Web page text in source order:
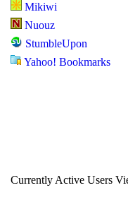
Mikiwi
Nuouz
StumbleUpon
Yahoo! Bookmarks
Currently Active Users